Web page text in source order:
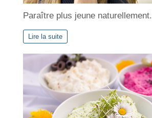
Paraître plus jeune naturellement.
Lire la suite